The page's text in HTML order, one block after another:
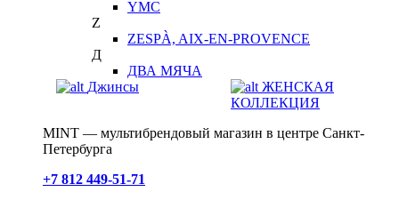
YMC
Z
ZESPÀ, AIX-EN-PROVENCE
Д
ДВА МЯЧА
Джинсы
ЖЕНСКАЯ
КОЛЛЕКЦИЯ
MINT — мультибрендовый магазин в центре Санкт-
Петербурга
+7 812 449-51-71